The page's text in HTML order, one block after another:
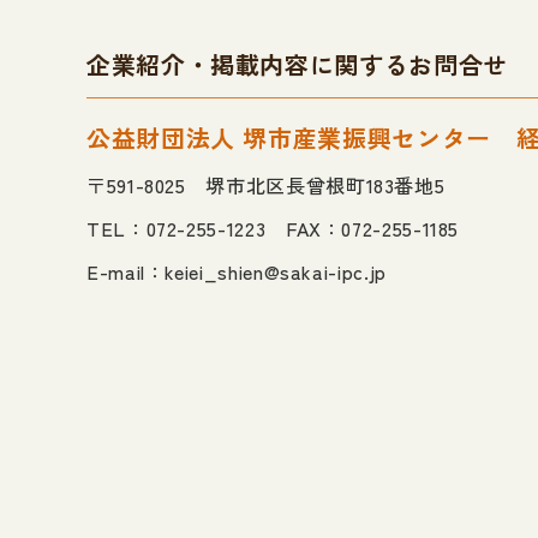
企業紹介・掲載内容に関するお問合せ
公益財団法人 堺市産業振興センター
〒591-8025 堺市北区長曾根町183番地5
TEL：072-255-1223 FAX：072-255-1185
E-mail：keiei_shien@sakai-ipc.jp